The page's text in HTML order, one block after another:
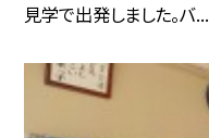
見学で出発しました。バ...